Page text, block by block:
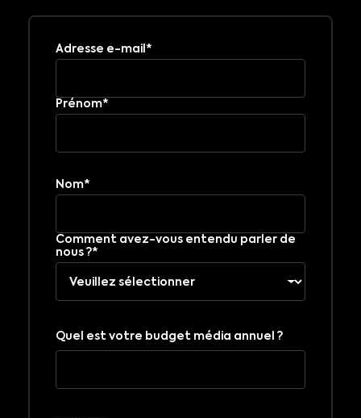
Adresse e-mail*
Prénom*
Nom*
Comment avez-vous entendu parler de
nous ?*
Quel est votre budget média annuel ?